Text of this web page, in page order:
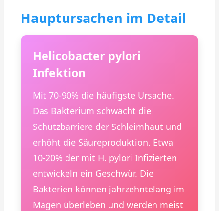
Hauptursachen im Detail
Helicobacter pylori
Infektion
Mit 70-90% die häufigste Ursache.
Das Bakterium schwächt die
Schutzbarriere der Schleimhaut und
erhöht die Säureproduktion. Etwa
10-20% der mit H. pylori Infizierten
entwickeln ein Geschwür. Die
Bakterien können jahrzehntelang im
Magen überleben und werden meist